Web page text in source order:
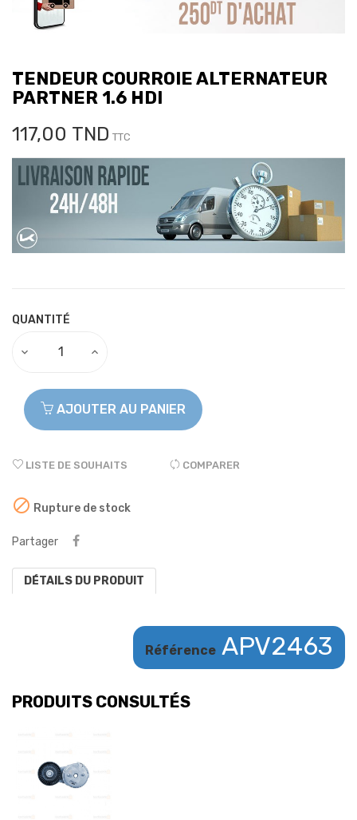
TENDEUR COURROIE ALTERNATEUR
PARTNER 1.6 HDI
117,00 TND TTC
QUANTITÉ
AJOUTER AU PANIER
LISTE DE SOUHAITS COMPARER
 Rupture de stock
Partager
DÉTAILS DU PRODUIT
Référence APV2463
PRODUITS CONSULTÉS